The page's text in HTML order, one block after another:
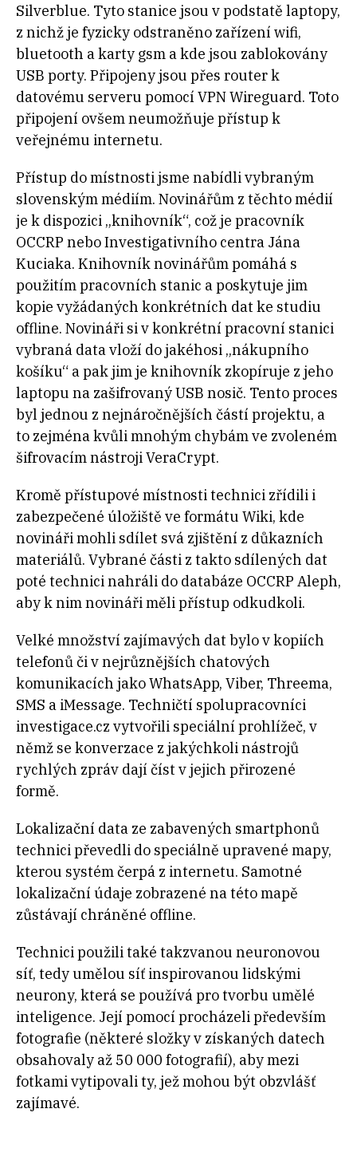
Silverblue. Tyto stanice jsou v podstatě laptopy,
z nichž je fyzicky odstraněno zařízení wifi,
bluetooth a karty gsm a kde jsou zablokovány
USB porty. Připojeny jsou přes router k
datovému serveru pomocí VPN Wireguard. Toto
připojení ovšem neumožňuje přístup k
veřejnému internetu.
Přístup do místnosti jsme nabídli vybraným
slovenským médiím. Novinářům z těchto médií
je k dispozici „knihovník“, což je pracovník
OCCRP nebo Investigativního centra Jána
Kuciaka. Knihovník novinářům pomáhá s
použitím pracovních stanic a poskytuje jim
kopie vyžádaných konkrétních dat ke studiu
offline. Novináři si v konkrétní pracovní stanici
vybraná data vloží do jakéhosi „nákupního
košíku“ a pak jim je knihovník zkopíruje z jeho
laptopu na zašifrovaný USB nosič. Tento proces
byl jednou z nejnáročnějších částí projektu, a
to zejména kvůli mnohým chybám ve zvoleném
šifrovacím nástroji VeraCrypt.
Kromě přístupové místnosti technici zřídili i
zabezpečené úložiště ve formátu Wiki, kde
novináři mohli sdílet svá zjištění z důkazních
materiálů. Vybrané části z takto sdílených dat
poté technici nahráli do databáze OCCRP Aleph,
aby k nim novináři měli přístup odkudkoli.
Velké množství zajímavých dat bylo v kopiích
telefonů či v nejrůznějších chatových
komunikacích jako WhatsApp, Viber, Threema,
SMS a iMessage. Techničtí spolupracovníci
investigace.cz vytvořili speciální prohlížeč, v
němž se konverzace z jakýchkoli nástrojů
rychlých zpráv dají číst v jejich přirozené
formě.
Lokalizační data ze zabavených smartphonů
technici převedli do speciálně upravené mapy,
kterou systém čerpá z internetu. Samotné
lokalizační údaje zobrazené na této mapě
zůstávají chráněné offline.
Technici použili také takzvanou neuronovou
síť, tedy umělou síť inspirovanou lidskými
neurony, která se používá pro tvorbu umělé
inteligence. Její pomocí procházeli především
fotografie (některé složky v získaných datech
obsahovaly až 50 000 fotografií), aby mezi
fotkami vytipovali ty, jež mohou být obzvlášť
zajímavé.